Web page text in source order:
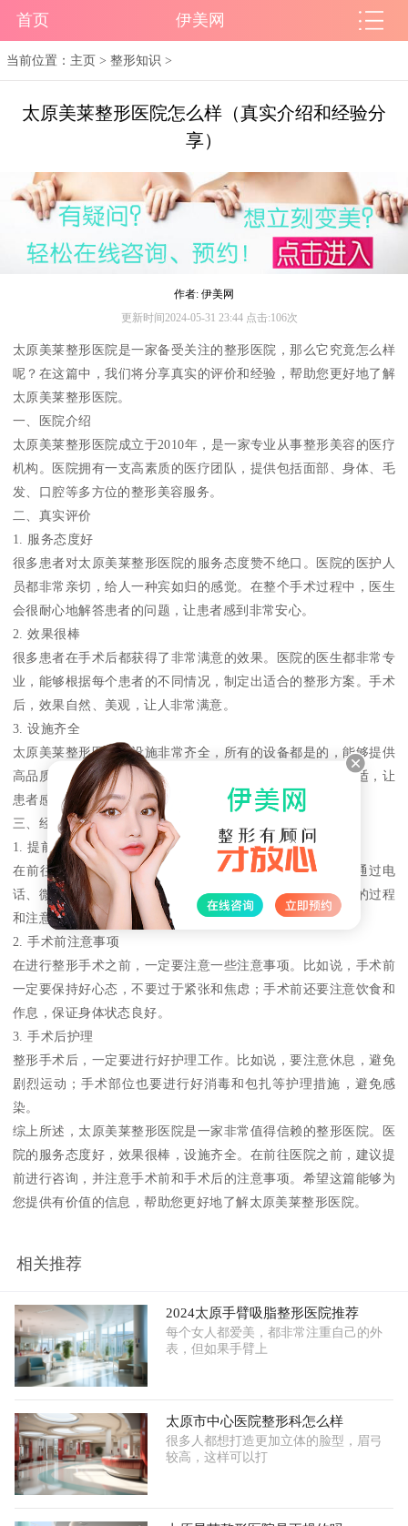
首页 伊美网
当前位置： 主页 >整形知识 >
太原美莱整形医院怎么样（真实介绍和经验分
享）
作者: 伊美网
更新时间2024-05-31 23:44 点击:106次
太原美莱整形医院是一家备受关注的整形医院，那么它究竟怎么样
呢？在这篇中，我们将分享真实的评价和经验，帮助您更好地了解
太原美莱整形医院。
一、医院介绍
太原美莱整形医院成立于2010年，是一家专业从事整形美容的医疗
机构。医院拥有一支高素质的医疗团队，提供包括面部、身体、毛
发、口腔等多方位的整形美容服务。
二、真实评价
1. 服务态度好
很多患者对太原美莱整形医院的服务态度赞不绝口。医院的医护人
员都非常亲切，给人一种宾如归的感觉。在整个手术过程中，医生
会很耐心地解答患者的问题，让患者感到非常安心。
2. 效果很棒
很多患者在手术后都获得了非常满意的效果。医院的医生都非常专
业，能够根据每个患者的不同情况，制定出适合的整形方案。手术
后，效果自然、美观，让人非常满意。
3. 设施齐全
太原美莱整形医院的设施非常齐全，所有的设备都是的，能够提供
高品质的整形美容服务。医院的环境也非常好，非常整洁舒适，让
患者感到非常放心。
三、经验分享
1. 提前咨询
在前往太原美莱整形医院之前，建议提前进行咨询。可以通过电
话、微信等方式与医院的医生进行交流，详细了解整形手术的过程
和注意事项。
2. 手术前注意事项
在进行整形手术之前，一定要注意一些注意事项。比如说，手术前
一定要保持好心态，不要过于紧张和焦虑；手术前还要注意饮食和
作息，保证身体状态良好。
3. 手术后护理
整形手术后，一定要进行好护理工作。比如说，要注意休息，避免
剧烈运动；手术部位也要进行好消毒和包扎等护理措施，避免感
染。
综上所述，太原美莱整形医院是一家非常值得信赖的整形医院。医
院的服务态度好，效果很棒，设施齐全。在前往医院之前，建议提
前进行咨询，并注意手术前和手术后的注意事项。希望这篇能够为
您提供有价值的信息，帮助您更好地了解太原美莱整形医院。
相关推荐
2024太原手臂吸脂整形医院推荐
每个女人都爱美，都非常注重自己的外
表，但如果手臂上
太原市中心医院整形科怎么样
很多人都想打造更加立体的脸型，眉弓
较高，这样可以打